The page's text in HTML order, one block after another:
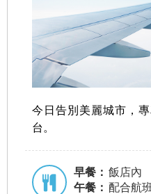
今日告別美麗城市，
台。
早餐： 飯店內
午餐： 配合航